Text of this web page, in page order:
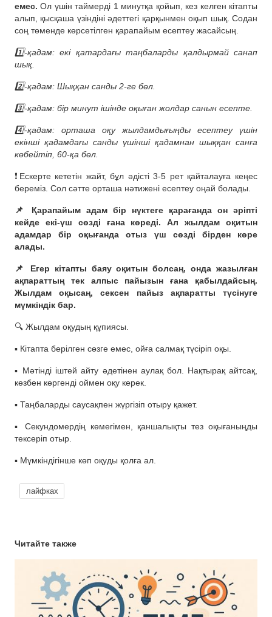
емес. Ол үшін таймерді 1 минутқа қойып, кез келген кітапты
алып, қысқаша үзіндіні әдеттегі қарқынмен оқып шық. Содан
соң төменде көрсетілген қарапайым есептеу жасайсың.
1️⃣-қадам: екі қатардағы таңбаларды қалдырмай санап
шық.
2️⃣-қадам: Шыққан санды 2-ге бөл.
3️⃣-қадам: бір минут ішінде оқыған жолдар санын есепте.
4️⃣-қадам: орташа оқу жылдамдығыңды есептеу үшін
екінші қадамдағы санды үшінші қадамнан шыққан санға
көбейтіп, 60-қа бөл.
❗️Ескерте кететін жайт, бұл әдісті 3-5 рет қайталауға кеңес
береміз. Сол сәтте орташа нәтижені есептеу оңай болады.
📌 Қарапайым адам бір нүктеге қарағанда он әріпті
кейде екі-үш сөзді ғана көреді. Ал жылдам оқитын
адамдар бір оқығанда отыз үш сөзді бірден көре
алады.
📌 Егер кітапты баяу оқитын болсаң, онда жазылған
ақпараттың тек алпыс пайызын ғана қабылдайсың.
Жылдам оқысаң, сексен пайыз ақпаратты түсінуге
мүмкіндік бар.
🔍 Жылдам оқудың құпиясы.
▪️ Кітапта берілген сөзге емес, ойға салмақ түсіріп оқы.
▪️ Мәтінді іштей айту әдетінен аулақ бол. Нақтырақ айтсақ,
көзбен көргенді оймен оқу керек.
▪️ Таңбаларды саусақпен жүргізіп отыру қажет.
▪️ Секундомердің көмегімен, қаншалықты тез оқығаныңды
тексеріп отыр.
▪️ Мүмкіндігінше көп оқуды қолға ал.
лайфках
Читайте также